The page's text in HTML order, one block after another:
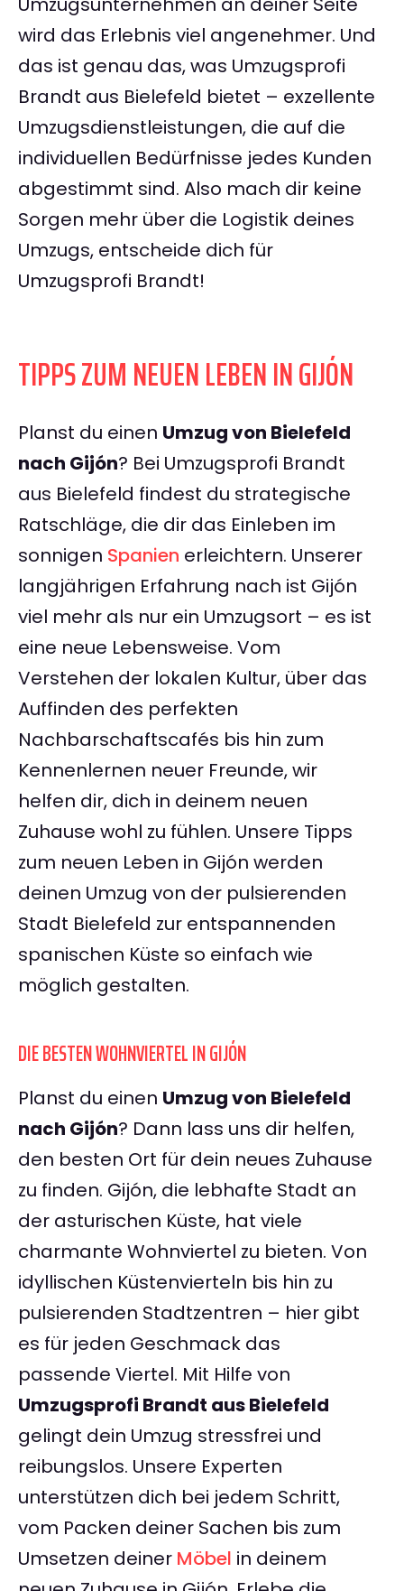
wird das Erlebnis viel angenehmer. Und
das ist genau das, was Umzugsprofi
Brandt aus Bielefeld bietet – exzellente
Umzugsdienstleistungen, die auf die
individuellen Bedürfnisse jedes Kunden
abgestimmt sind. Also mach dir keine
Sorgen mehr über die Logistik deines
Umzugs, entscheide dich für
Umzugsprofi Brandt!
TIPPS ZUM NEUEN LEBEN IN GIJÓN
Planst du einen Umzug von Bielefeld
nach Gijón? Bei Umzugsprofi Brandt
aus Bielefeld findest du strategische
Ratschläge, die dir das Einleben im
sonnigen Spanien erleichtern. Unserer
langjährigen Erfahrung nach ist Gijón
viel mehr als nur ein Umzugsort – es ist
eine neue Lebensweise. Vom
Verstehen der lokalen Kultur, über das
Auffinden des perfekten
Nachbarschaftscafés bis hin zum
Kennenlernen neuer Freunde, wir
helfen dir, dich in deinem neuen
Zuhause wohl zu fühlen. Unsere Tipps
zum neuen Leben in Gijón werden
deinen Umzug von der pulsierenden
Stadt Bielefeld zur entspannenden
spanischen Küste so einfach wie
möglich gestalten.
DIE BESTEN WOHNVIERTEL IN GIJÓN
Planst du einen Umzug von Bielefeld
nach Gijón? Dann lass uns dir helfen,
den besten Ort für dein neues Zuhause
zu finden. Gijón, die lebhafte Stadt an
der asturischen Küste, hat viele
charmante Wohnviertel zu bieten. Von
idyllischen Küstenvierteln bis hin zu
pulsierenden Stadtzentren – hier gibt
es für jeden Geschmack das
passende Viertel. Mit Hilfe von
Umzugsprofi Brandt aus Bielefeld
gelingt dein Umzug stressfrei und
reibungslos. Unsere Experten
unterstützen dich bei jedem Schritt,
vom Packen deiner Sachen bis zum
Umsetzen deiner Möbel in deinem